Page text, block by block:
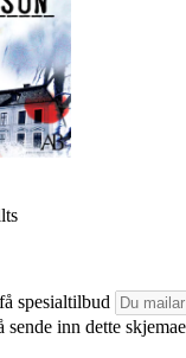
spesialtilbud
sende inn dette